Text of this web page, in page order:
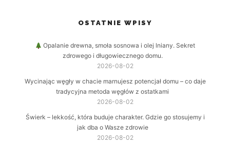
OSTATNIE WPISY
Opalanie drewna, smoła sosnowa i olej lniany. Sekret
zdrowego i długowiecznego domu.
2026-08-02
Wycinając węgły w chacie marnujesz potencjał domu – co daje
tradycyjna metoda węgłów z ostatkami
2026-08-02
Świerk – lekkość, która buduje charakter. Gdzie go stosujemy i
jak dba o Wasze zdrowie
2026-08-02